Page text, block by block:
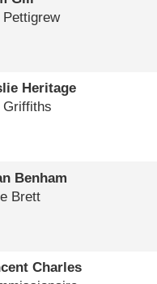
Pettigrew
Heritage
Griffiths
Benham
Brett
Charles